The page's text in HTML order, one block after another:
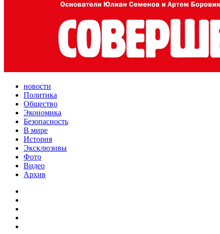
новости
Политика
Общество
Экономика
Безопасность
В мире
История
Эксклюзивы
Фото
Видео
Архив